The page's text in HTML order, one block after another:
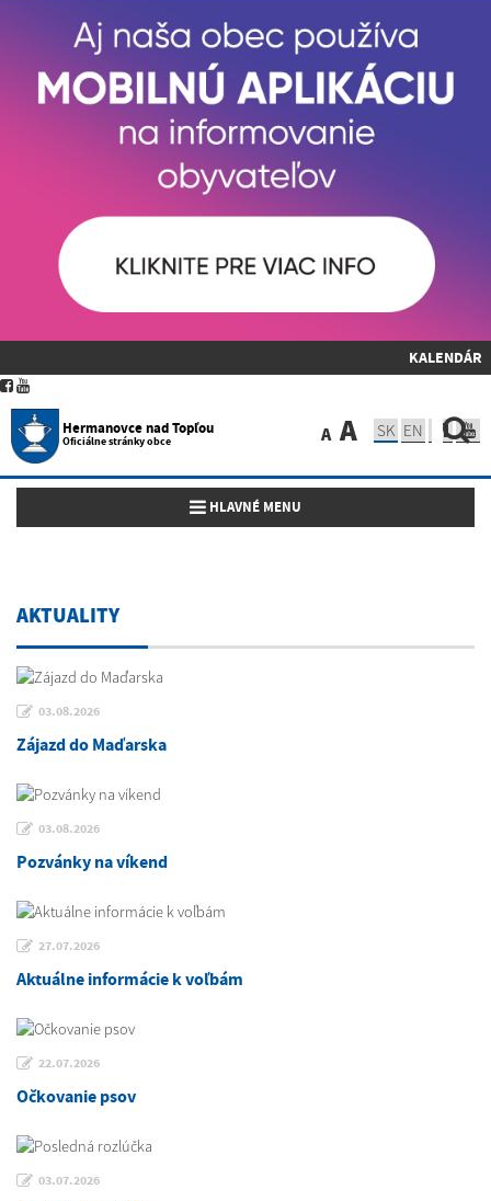
KALENDÁR
Hermanovce nad Topľou
Oficiálne stránky obce A A SK EN
Toggle navigation
HLAVNÉ MENU
AKTUALITY
03.08.2026
Zájazd do Maďarska
03.08.2026
Pozvánky na víkend
27.07.2026
Aktuálne informácie k voľbám
22.07.2026
Očkovanie psov
03.07.2026